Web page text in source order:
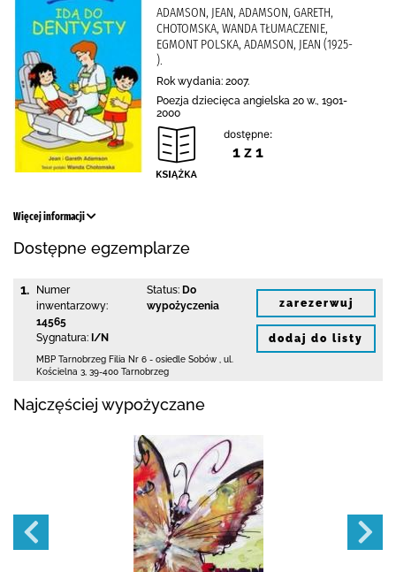
ADAMSON, JEAN, ADAMSON, GARETH,
CHOTOMSKA, WANDA TŁUMACZENIE,
EGMONT POLSKA, ADAMSON, JEAN (1925-
).
Rok wydania: 2007.
Poezja dziecięca angielska 20 w., 1901-
2000
dostępne:
1 z 1
Więcej informacji
Dostępne egzemplarze
1.
Numer
inwentarzowy:
14565
Sygnatura: I/N
Status: Do
wypożyczenia
MBP Tarnobrzeg Filia Nr 6 - osiedle Sobów
ul.
Kościelna 3 39-400 Tarnobrzeg
zarezerwuj
dodaj do listy
Najczęściej wypożyczane